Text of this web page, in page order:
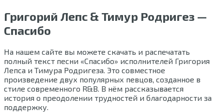
Григорий Лепс & Тимур Родригез —
Спасибо
На нашем сайте вы можете скачать и распечатать
полный текст песни «Спасибо» исполнителей Григория
Лепса и Тимура Родригеза. Это совместное
произведение двух популярных певцов, созданное в
стиле современного R&B. В нём рассказывается
история о преодолении трудностей и благодарности за
поддержку.